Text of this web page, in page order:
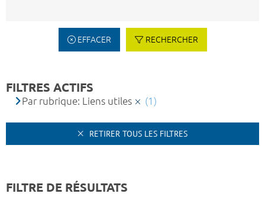
EFFACER RECHERCHER
FILTRES ACTIFS
Par rubrique: Liens utiles (1)
RETIRER TOUS LES FILTRES
FILTRE DE RÉSULTATS